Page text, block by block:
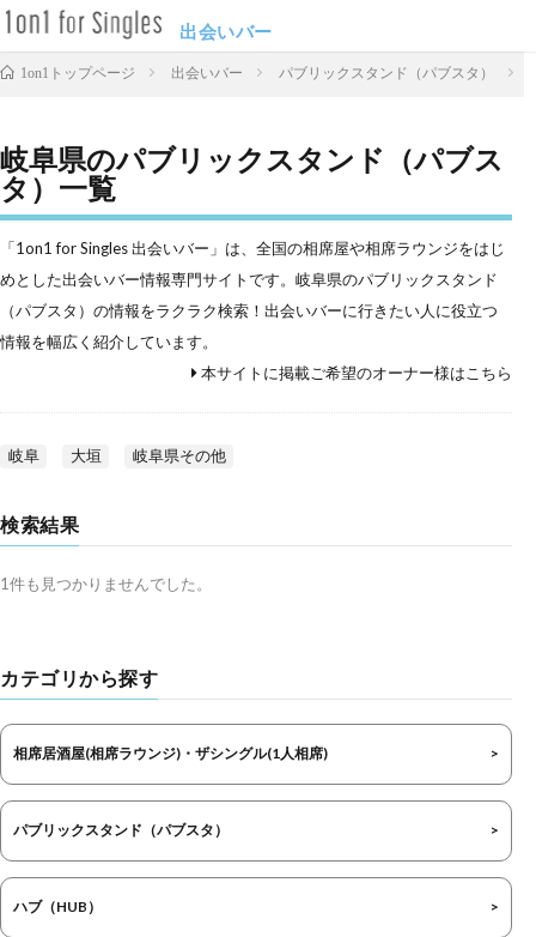
出会いバー
1on1トップページ 出会いバー パブリックスタンド（パブスタ）
岐阜県のパブリックスタンド（パブス
タ）一覧
「1on1 for Singles 出会いバー」は、全国の相席屋や相席ラウンジをはじ
めとした出会いバー情報専門サイトです。岐阜県のパブリックスタンド
（パブスタ）の情報をラクラク検索！出会いバーに行きたい人に役立つ
情報を幅広く紹介しています。
本サイトに掲載ご希望のオーナー様はこちら
岐阜 大垣 岐阜県その他
検索結果
1件も見つかりませんでした。
カテゴリから探す
相席居酒屋(相席ラウンジ)・ザシングル(1人相席)
パブリックスタンド（パブスタ）
ハブ（HUB）